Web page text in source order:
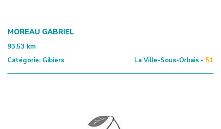
MOREAU GABRIEL
93.53 km
Catégorie: Gibiers La Ville-Sous-Orbais - 51